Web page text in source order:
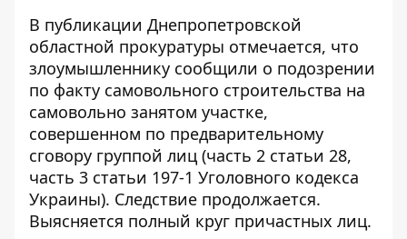
В публикации Днепропетровской
областной прокуратуры отмечается, что
злоумышленнику сообщили о подозрении
по факту самовольного строительства на
самовольно занятом участке,
совершенном по предварительному
сговору группой лиц (часть 2 статьи 28,
часть 3 статьи 197-1 Уголовного кодекса
Украины). Следствие продолжается.
Выясняется полный круг причастных лиц.